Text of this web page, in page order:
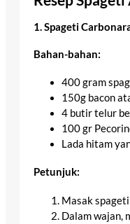
1. Spageti
Bahan-bahan:
400 gram
150g bacon
4 butir telur
100 gr
Lada hitam
Petunjuk:
Masak
Dalam wajan,